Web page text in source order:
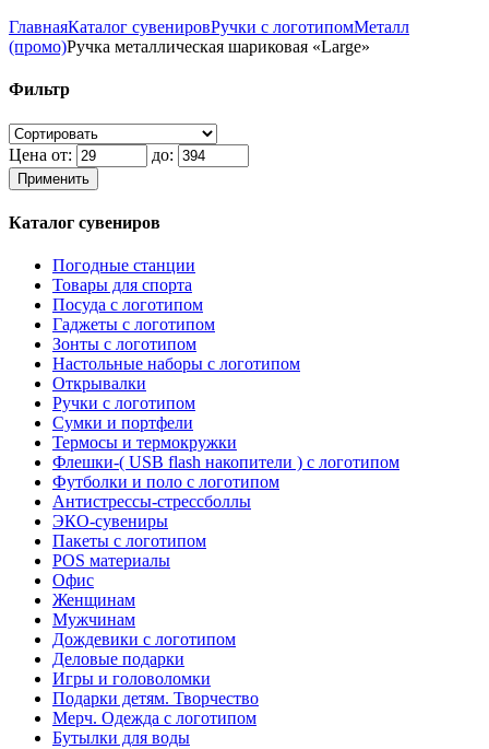
ГлавнаяКаталог сувенировРучки с логотипомМеталл
(промо)Ручка металлическая шариковая «Large»
Фильтр
Цена от: до:
Применить
Каталог сувениров
Погодные станции
Товары для спорта
Посуда с логотипом
Гаджеты с логотипом
Зонты с логотипом
Настольные наборы с логотипом
Открывалки
Ручки с логотипом
Сумки и портфели
Термосы и термокружки
Флешки-( USB flash накопители ) с логотипом
Футболки и поло с логотипом
Антистрессы-стрессболлы
ЭКО-сувениры
Пакеты с логотипом
POS материалы
Офис
Женщинам
Мужчинам
Дождевики с логотипом
Деловые подарки
Игры и головоломки
Подарки детям. Творчество
Мерч. Одежда с логотипом
Бутылки для воды